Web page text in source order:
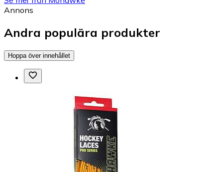
Annons
Andra populära produkter
Hoppa över innehållet